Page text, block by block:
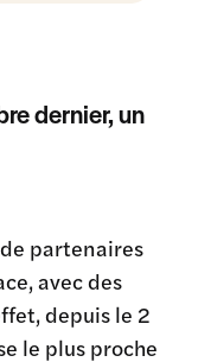
dernier, un
partenaires
avec des
depuis le 2
le plus proche